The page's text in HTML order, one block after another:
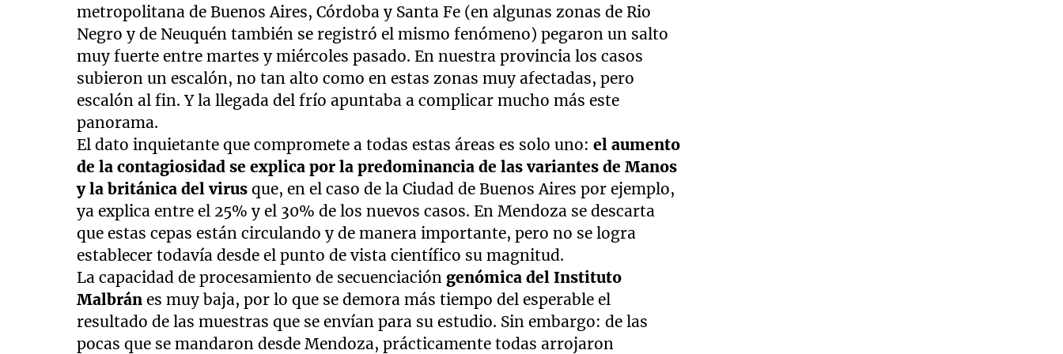
metropolitana de Buenos Aires, Córdoba y Santa Fe (en algunas zonas de Rio
Negro y de Neuquén también se registró el mismo fenómeno) pegaron un salto
muy fuerte entre martes y miércoles pasado. En nuestra provincia los casos
subieron un escalón, no tan alto como en estas zonas muy afectadas, pero
escalón al fin. Y la llegada del frío apuntaba a complicar mucho más este
panorama.
El dato inquietante que compromete a todas estas áreas es solo uno:el aumento
de la contagiosidad se explica por la predominancia de las variantes de Manos
y la británica del virusque, en el caso de la Ciudad de Buenos Aires por ejemplo,
ya explica entre el 25% y el 30% de los nuevos casos. En Mendoza se descarta
que estas cepas están circulando y de manera importante, pero no se logra
establecer todavía desde el punto de vista científico su magnitud.
La capacidad de procesamiento de secuenciación genómica del Instituto
Malbrán es muy baja, por lo que se demora más tiempo del esperable el
resultado de las muestras que se envían para su estudio. Sin embargo: de las
pocas que se mandaron desde Mendoza, prácticamente todas arrojaron